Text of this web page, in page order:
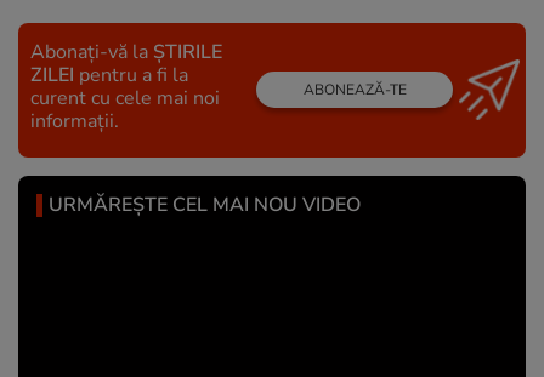
Abonați-vă la ȘTIRILE
ZILEI pentru a fi la
curent cu cele mai noi
informații.
ABONEAZĂ-TE
URMĂREȘTE CEL MAI NOU VIDEO